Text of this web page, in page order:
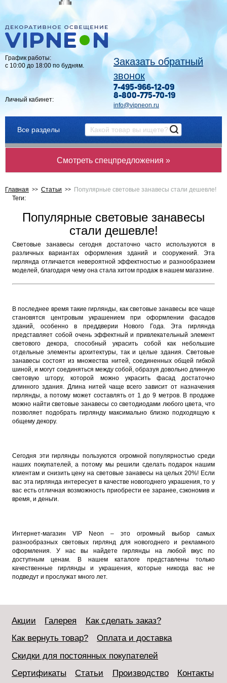
График работы:
с 10:00 до 18:00 по будням.
Личный кабинет:
Заказать обратный
звонок
7-495-966-12-09
8-800-775-70-19
info@vipneon.ru
Все разделы
Смотреть спецпредложения »
Главная Статьи
Популярные световые занавесы стали дешевле!
Теги:
Популярные световые занавесы
стали дешевле!
Световые занавесы сегодня достаточно часто используются в
различных вариантах оформления зданий и сооружений. Эта
гирлянда отличается невероятной эффектностью и разнообразием
моделей, благодаря чему она стала хитом продаж в нашем магазине.
В последнее время такие гирлянды, как световые занавесы все чаще
становятся центровым украшением при оформлении фасадов
зданий, особенно в преддверии Нового Года. Эта гирлянда
представляет собой очень эффектный и привлекательный элемент
светового декора, способный украсить собой как небольшие
отдельные элементы архитектуры, так и целые здания. Световые
занавесы состоят из множества нитей, соединенных общей гибкой
шиной, и могут соединяться между собой, образуя довольно длинную
световую штору, которой можно украсить фасад достаточно
длинного здания. Длина нитей чаще всего зависит от назначения
гирлянды, а потому может составлять от 1 до 9 метров. В продаже
можно найти световые занавесы со светодиодами любого цвета, что
позволяет подобрать гирлянду максимально близко подходящую к
общему декору.
Сегодня эти гирлянды пользуются огромной популярностью среди
наших покупателей, а потому мы решили сделать подарок нашим
клиентам и снизить цену на световые занавесы на целых 20%! Если
вас эта гирлянда интересует в качестве новогоднего украшения, то у
вас есть отличная возможность приобрести ее заранее, сэкономив и
время, и деньги.
Интернет-магазин VIP Neon – это огромный выбор самых
разнообразных световых гирлянд для новогоднего и рекламного
оформления. У нас вы найдете гирлянды на любой вкус по
доступным ценам. В нашем каталоге представлены только
качественные гирлянды и украшения, которые никогда вас не
подведут и прослужат много лет.
Акции Галерея
Как сделать заказ?
Как вернуть товар?
Оплата и доставка
Скидки для постоянных покупателей
Сертификаты
Статьи Производство Контакты